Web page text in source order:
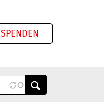
SPENDEN